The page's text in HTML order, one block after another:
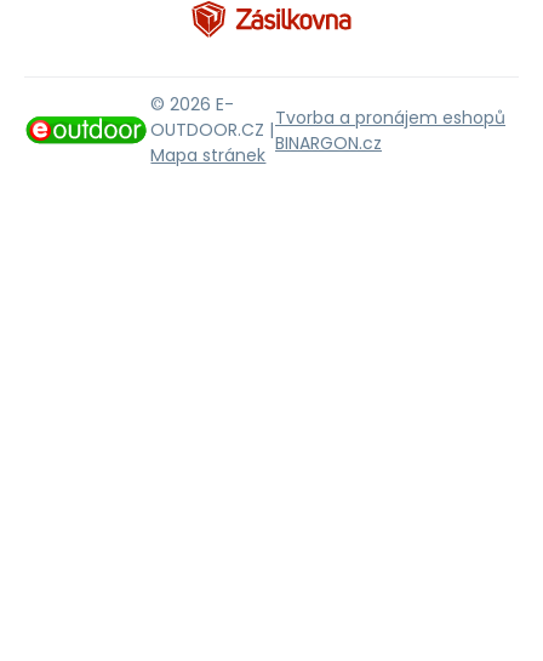
© 2026 E-
OUTDOOR.CZ |
Mapa stránek
Tvorba a pronájem eshopů
BINARGON.cz